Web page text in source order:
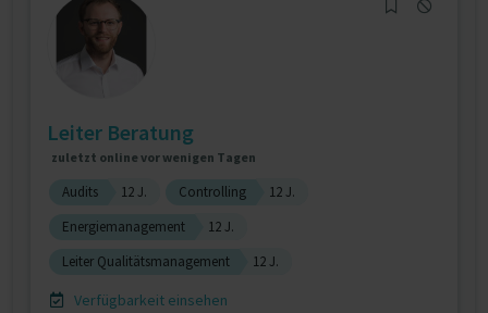
Leiter Beratung
zuletzt online vor wenigen Tagen
Audits 12 J. Controlling
12 J.
Energiemanagement
12 J.
Leiter Qualitätsmanagement
12 J.
Verfügbarkeit einsehen